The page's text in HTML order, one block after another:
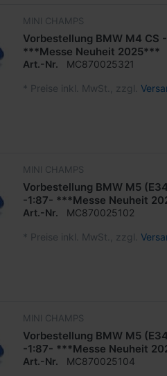
MINI CHAMPS
Vorbestellung BMW M4
***Messe Neuheit 2025***
Art.-Nr. MC870025321
* Preise inkl. MwSt., zzgl.
MINI CHAMPS
Vorbestellung BMW M5
-1:87- ***Messe Neuheit
Art.-Nr. MC870025102
* Preise inkl. MwSt., zzgl.
MINI CHAMPS
Vorbestellung BMW M5
-1:87- ***Messe Neuheit
Art.-Nr. MC870025104